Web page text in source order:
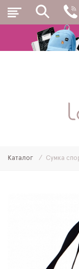
ШКІЛЬНІ РЮКЗАКИ
МОЛОДІЖНІ
ПЛЯШКИ ДЛЯ ВОДИ
Каталог Сумка